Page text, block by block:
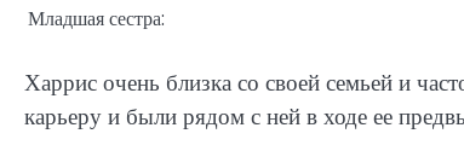
Младшая сестра:
Харрис очень близка со своей семьей и
карьеру и были рядом с ней в ходе ее